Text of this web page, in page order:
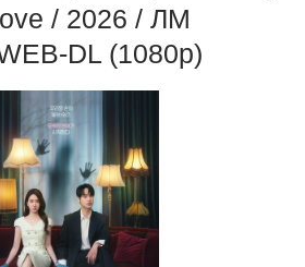
/ 2026 / ЛМ
DL (1080p)